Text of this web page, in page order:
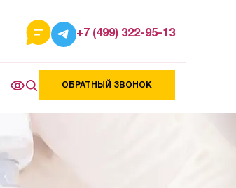
+7 (499) 322-95-13
ОБРАТНЫЙ ЗВОНОК